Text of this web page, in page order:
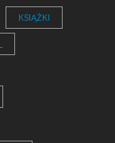
KSIĄŻKI